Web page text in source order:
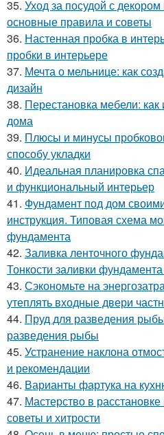
35. Уход за посудой с
основные правила и советы
36. Настенная пробка в
пробки в интерьере
37. Мечта о мельнице: как
дизайн
38. Перестановка мебели: как
дома
39. Плюсы и минусы
способу укладки
40. Идеальная планировка
и функциональный интерьер
41. Фундамент под дом
инструкция. Типовая схема
фундамента
42. Заливка ленточного
Тонкости заливки
43. Сэкономьте на
утеплять входные двери
44. Пруд для разведения
разведения рыбы
45. Устранение наклона
и рекомендации
46. Варианты фартука на
47. Мастерство в
советы и хитрости